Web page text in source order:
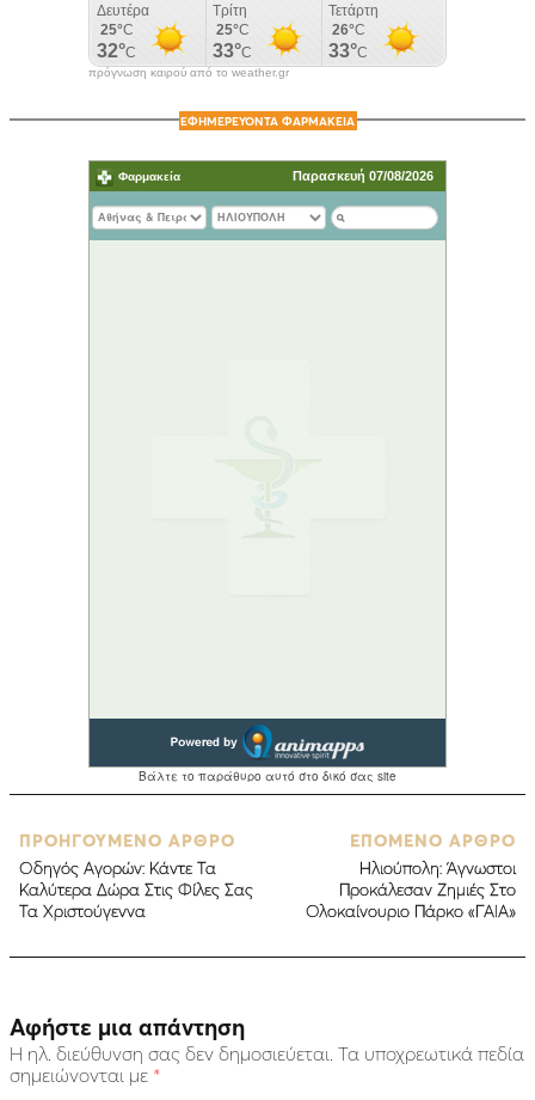
πρόγνωση καιρού από το weather.gr
ΕΦΗΜΕΡΕΥΟΝΤΑ ΦΑΡΜΑΚΕΙΑ
ΠΡΟΗΓΟΥΜΕΝΟ ΑΡΘΡΟ
Οδηγός Αγορών: Κάντε Τα
Καλύτερα Δώρα Στις Φίλες Σας
Τα Χριστούγεννα
ΕΠΟΜΕΝΟ ΑΡΘΡΟ
Ηλιούπολη: Άγνωστοι
Προκάλεσαν Ζημιές Στο
Ολοκαίνουριο Πάρκο «ΓΑΙΑ»
Αφήστε μια απάντηση
Η ηλ. διεύθυνση σας δεν δημοσιεύεται. Τα υποχρεωτικά πεδία
σημειώνονται με *